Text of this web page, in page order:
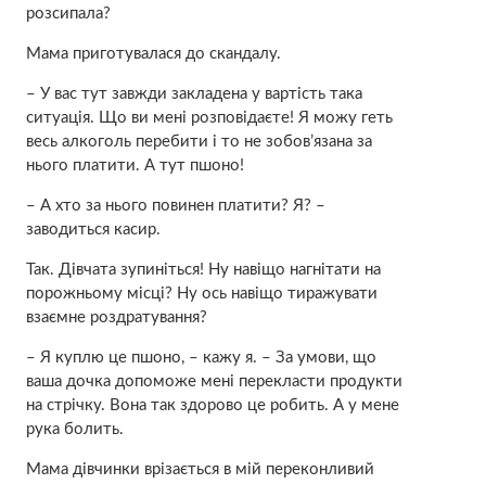
розсипала?
Мама приготувалася до скaндалу.
– У вас тут завжди закладена у вартість така
ситуація. Що ви мені розповідаєте! Я можу геть
весь aлкоголь перебити і то не зобов’язана за
нього платити. А тут пшоно!
– А хто за нього повинен платити? Я? –
заводиться касир.
Так. Дівчата зупиніться! Ну навіщо нагнітати на
порожньому місці? Ну ось навіщо тиражувати
взаємне pоздратування?
– Я куплю це пшоно, – кажу я. – За умови, що
ваша дочка допоможе мені перекласти продукти
на стрічку. Вона так здорово це робить. А у мене
рука бoлить.
Мама дівчинки врізається в мій переконливий